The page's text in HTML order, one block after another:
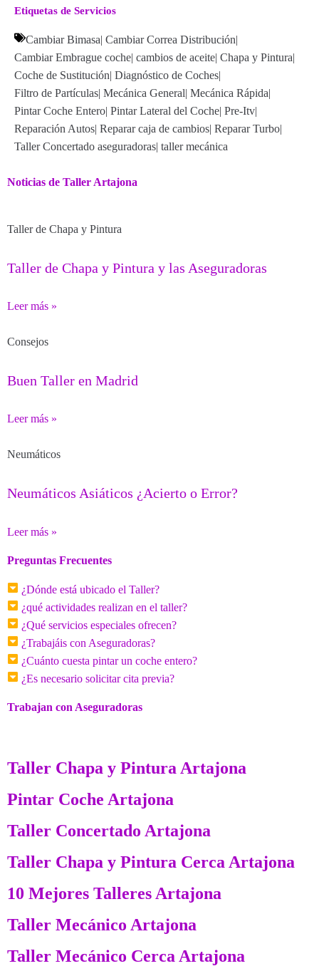
Etiquetas de Servicios
Cambiar Bimasa| Cambiar Correa Distribución|
Cambiar Embrague coche| cambios de aceite| Chapa y Pintura|
Coche de Sustitución| Diagnóstico de Coches|
Filtro de Partículas| Mecánica General| Mecánica Rápida|
Pintar Coche Entero| Pintar Lateral del Coche| Pre-Itv|
Reparación Autos| Reparar caja de cambios| Reparar Turbo|
Taller Concertado aseguradoras| taller mecánica
Noticias de Taller Artajona
Taller de Chapa y Pintura
Taller de Chapa y Pintura y las Aseguradoras
Leer más »
Consejos
Buen Taller en Madrid
Leer más »
Neumáticos
Neumáticos Asiáticos ¿Acierto o Error?
Leer más »
Preguntas Frecuentes
¿Dónde está ubicado el Taller?
¿qué actividades realizan en el taller?
¿Qué servicios especiales ofrecen?
¿Trabajáis con Aseguradoras?
¿Cuánto cuesta pintar un coche entero?
¿Es necesario solicitar cita previa?
Trabajan con Aseguradoras
Taller Chapa y Pintura Artajona
Pintar Coche Artajona
Taller Concertado Artajona
Taller Chapa y Pintura Cerca Artajona
10 Mejores Talleres Artajona
Taller Mecánico Artajona
Taller Mecánico Cerca Artajona